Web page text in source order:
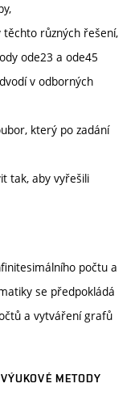
různých řešení,
ode23 a ode45
v odborných
který po zadání
tak, aby vyřešili
počtu a
se předpokládá
a vytváření grafů
METODY